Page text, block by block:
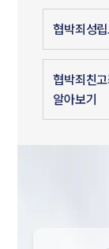
협박죄성
협박죄친
알아보기